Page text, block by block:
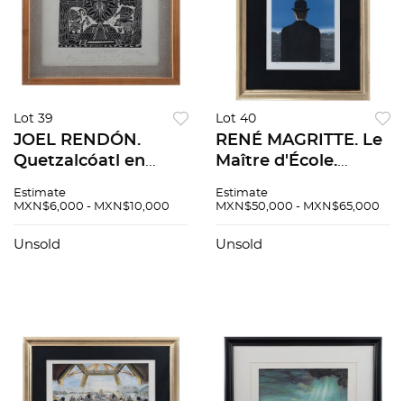
Lot 39
JOEL RENDÓN.
Quetzalcóatl en
Firmada y fechada
18 x 24 cm imagen /
Estimate
MXN$6,000 - MXN$10,000
Unsold
Lot 40
RENÉ MAGRITTE. Le
Maître d'École.
Litografía 125 / 275,
x 45 cm medidas
Estimate
MXN$50,000 - MXN$65,000
Unsold